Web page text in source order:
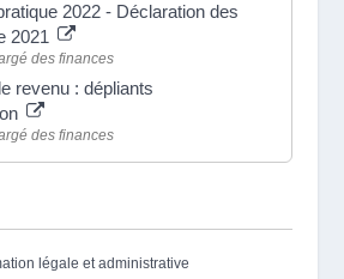
2022 - Déclaration des
2021
des finances
revenu : dépliants
des finances
légale et administrative